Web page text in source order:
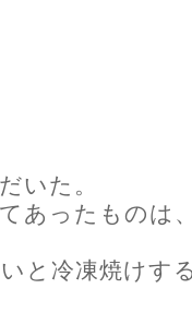
いた。
あったものは
と冷凍焼けす